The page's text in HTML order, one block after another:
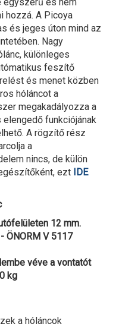
hozzá. A Picoya
és jeges úton mind az
Nagy
különleges
feszítő
és menet közben
hóláncot a
megakadályozza a
funkciójának
A rögzítő rész
a
nincs, de külön
ezt IDE
12 mm.
ÖNORM V 5117
véve a vontatót
kg
a hóláncok